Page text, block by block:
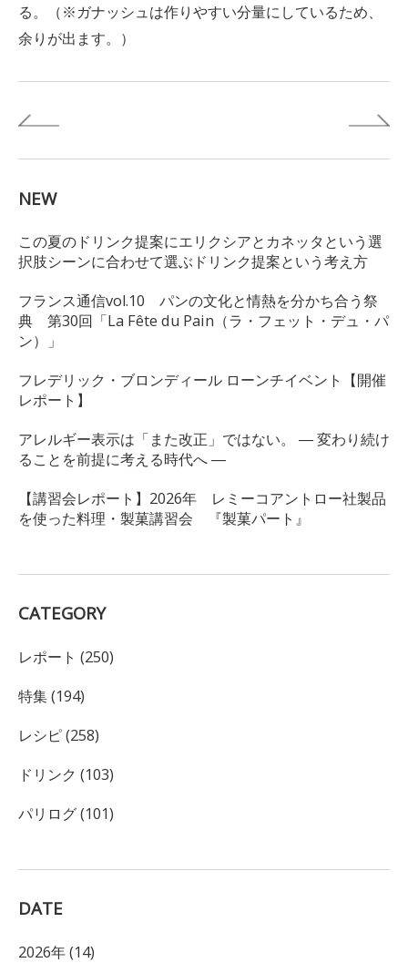
る。（※ガナッシュは作りやすい分量にしているため、
余りが出ます。）
NEW
この夏のドリンク提案にエリクシアとカネッタという選
択肢シーンに合わせて選ぶドリンク提案という考え方
フランス通信vol.10 パンの文化と情熱を分かち合う祭
典 第30回「La Fête du Pain（ラ・フェット・デュ・パ
ン）」
フレデリック・ブロンディール ローンチイベント【開催
レポート】
アレルギー表示は「また改正」ではない。 ― 変わり続け
ることを前提に考える時代へ ―
【講習会レポート】2026年 レミーコアントロー社製品
を使った料理・製菓講習会 『製菓パート』
CATEGORY
レポート (250)
特集 (194)
レシピ (258)
ドリンク (103)
パリログ (101)
DATE
2026年 (14)